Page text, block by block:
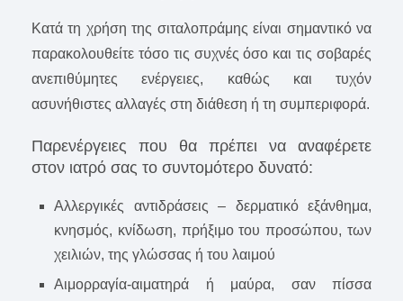
Κατά τη χρήση της σιταλοπράμης είναι σημαντικό να
παρακολουθείτε τόσο τις συχνές όσο και τις σοβαρές
ανεπιθύμητες ενέργειες, καθώς και τυχόν
ασυνήθιστες αλλαγές στη διάθεση ή τη συμπεριφορά.
Παρενέργειες που θα πρέπει να αναφέρετε
στον ιατρό σας το συντομότερο δυνατό:
Αλλεργικές αντιδράσεις – δερματικό εξάνθημα,
κνησμός, κνίδωση, πρήξιμο του προσώπου, των
χειλιών, της γλώσσας ή του λαιμού
Αιμορραγία-αιματηρά ή μαύρα, σαν πίσσα